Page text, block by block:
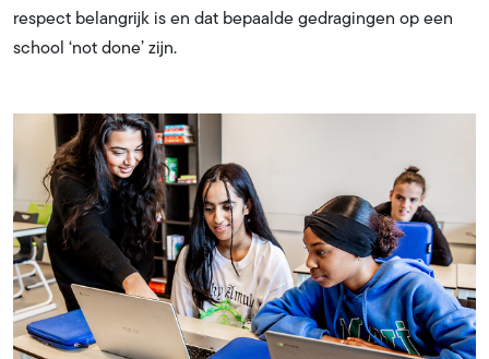
respect belangrijk is en dat bepaalde gedragingen op een
school ‘not done’ zijn.